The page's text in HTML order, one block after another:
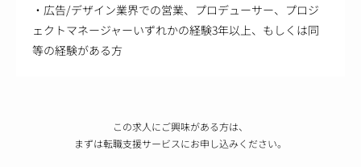
・広告/デザイン業界での営業、プロデューサー、プロジ
ェクトマネージャーいずれかの経験3年以上、もしくは同
等の経験がある方
この求人にご興味がある方は、
まずは転職支援サービスにお申し込みください。